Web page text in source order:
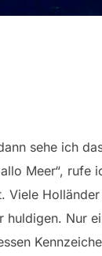
sehe ich
Meer“,
Viele
huldigen. Nur